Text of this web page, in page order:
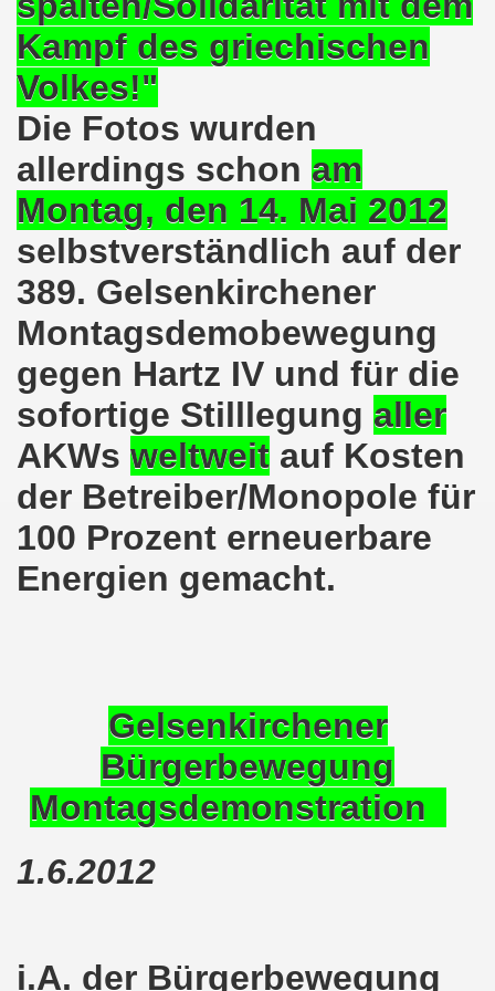
Kampf des griechischen
Volkes!"
Die Fotos wurden
allerdings schon am
Montag, den 14. Mai 2012
selbstverständlich auf der
389. Gelsenkirchener
Montagsdemobewegung
gegen Hartz IV und für die
sofortige Stilllegung aller
AKWs weltweit auf Kosten
der Betreiber/Monopole für
100 Prozent erneuerbare
Energien gemacht.
Gelsenkirchener
Bürgerbewegung
Montagsdemonstration
1.6.2012
i.A. der Bürgerbewegung
im neuen Jahr 2023 am 23.01.2023 mit
Bewegung am 21.11.2022: Sofortiger Stopp des
Montagsdemo-Bewegung am 14.11.2022 auf dem
Protest gegen die Preissteigerungen und für
am 10.10.2022: "Jin - Jiyan - Azadi -
Herbstdemonstration gegen die Politik der
ruft auf am 10.10.2022 zur Solidarität mit den
erst recht am 01.10.2022 nach Berlin zur
lädt am 12.09.2022 ein: Entlastungs-Paket
wir den III. Weltkrieg! Kommt zum Antikriegstag
ist bereit seit dem 22.08.2022 zu kämpfen
ruft auf am 22.08.2022 zum Protest und
751. Gelsenkirchener Montagsdemo-Bewegung auf
gegen Inflation, gegen Armut und gegen die
mit bis zu etwa ca. 1.500 Teilnehmerinnen